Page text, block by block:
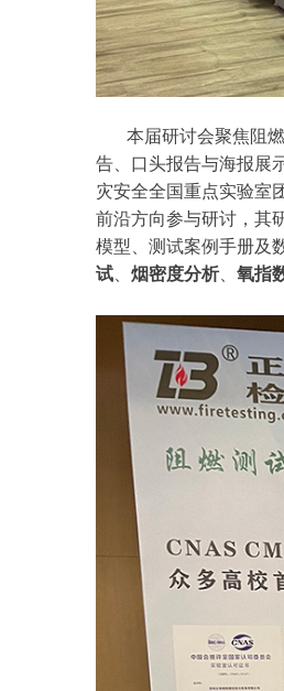
本届研讨会聚焦阻
告、口头报告与海报展
灾安全全国重点实验室
前沿方向参与研讨，其
模型、测试案例手册及
试
烟密度分析、 氧指